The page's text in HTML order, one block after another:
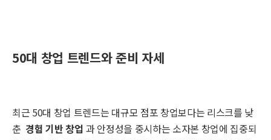
50대 창업 트렌드와 준비 자세
최근 50대 창업 트렌드는 대규모 점포 창업보다는 리스크를 낮
춘 경험 기반 창업 과 안정성을 중시하는 소자본 창업에 집중되